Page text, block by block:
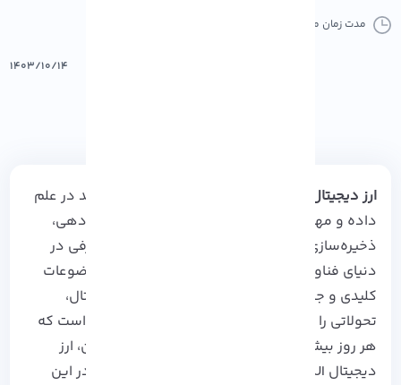
مدت زمان مطالعه :
۱۴۰۳/۱۰/۱۴
ارز دیجیتال SUI
به عنوان یک مفهوم نوین و جدید در علم
داده و مهندسی نرم‌افزار، به بررسی نحوه سازمان‌دهی،
ذخیره‌سازی و استفاده از اطلاعات می‌پردازد. از طرفی در
دنیای فناوری امروز،
به یکی از موضوعات
کلیدی و جذاب روزمره تبدیل شده‌اند. دنیای دیجیتال،
تحولاتی را در شیوه‌های مالی و تجاری ایجاد کرده است که
هر روز بیشتر و بیشتر به چشم می‌آید. در این میان، ارز
دیجیتال SUI به عنوان یکی از پروژه‌های نوظهور در این